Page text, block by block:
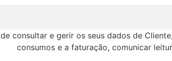
consultar e gerir os seus dados de
consumos e a faturação, comunicar